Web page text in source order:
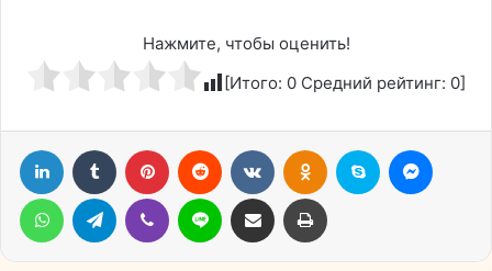
Нажмите, чтобы оценить!
[Итого: 0 Средний рейтинг: 0]
LinkedIn Tumblr Pinterest Reddit ВконтактеОдноклассники
Skype
WhatsAppTelegram Viber Line Поделиться через электронную почту Печатать